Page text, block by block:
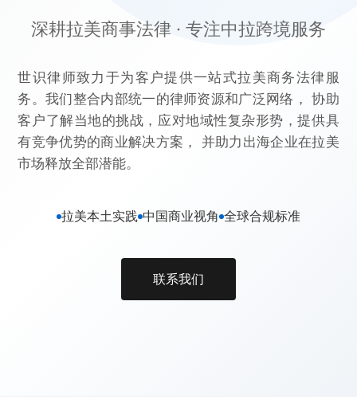
深耕拉美商事法律 · 专注中拉跨境服务
世识律师致力于为客户提供一站式拉美商务法律服
务。我们整合内部统一的律师资源和广泛网络， 协助
客户了解当地的挑战，应对地域性复杂形势，提供具
有竞争优势的商业解决方案， 并助力出海企业在拉美
市场释放全部潜能。
拉美本土实践 中国商业视角 全球合规标准
联系我们